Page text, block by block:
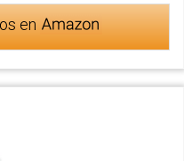
en